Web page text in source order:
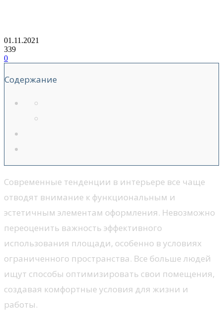
01.11.2021
339
0
Содержание
Современные тенденции в интерьере все чаще
отводят внимание к функциональным и
эстетичным элементам оформления. Невозможно
переоценить важность эффективного
использования площади, особенно в условиях
ограниченного пространства. Все больше людей
ищут способы оптимизировать свои помещения,
создавая комфортные условия для жизни и
работы.